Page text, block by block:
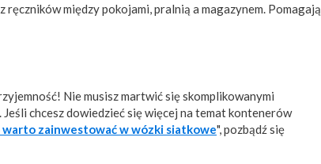
między pokojami, pralnią a magazynem. Pomagają
Nie musisz martwić się skomplikowanymi
chcesz dowiedzieć się więcej na temat kontenerów
zainwestować w wózki siatkowe", pozbądź się